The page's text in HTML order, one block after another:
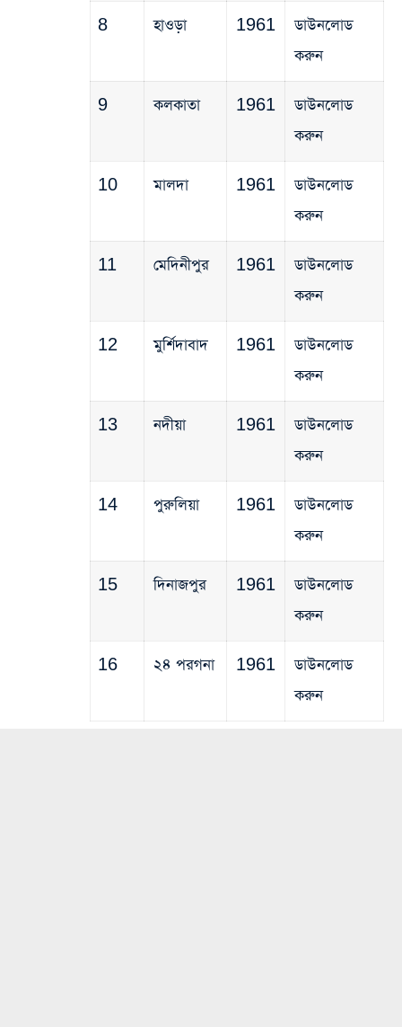
8 হাওড়া 1961
ডাউনলোড
করুন
9 কলকাতা 1961
ডাউনলোড
করুন
10 মালদা 1961
ডাউনলোড
করুন
11 মেদিনীপুর 1961
ডাউনলোড
করুন
12 মুর্শিদাবাদ 1961
ডাউনলোড
করুন
13 নদীয়া 1961
ডাউনলোড
করুন
14 পুরুলিয়া 1961
ডাউনলোড
করুন
15 দিনাজপুর 1961
ডাউনলোড
করুন
16 ২৪ পরগনা 1961
ডাউনলোড
করুন